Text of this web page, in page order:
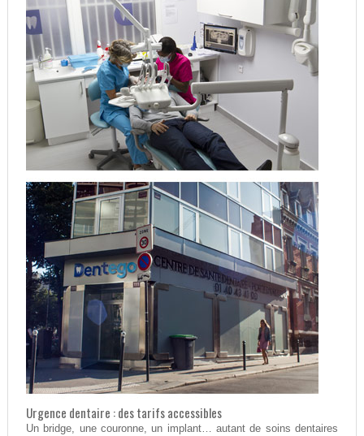
Urgence dentaire : des tarifs accessibles
Un bridge, une couronne, un implant… autant de soins dentaires